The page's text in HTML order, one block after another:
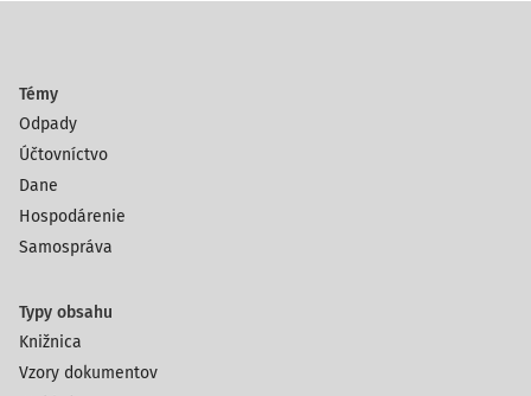
Témy
Odpady
Účtovníctvo
Dane
Hospodárenie
Samospráva
Typy obsahu
Knižnica
Vzory dokumentov